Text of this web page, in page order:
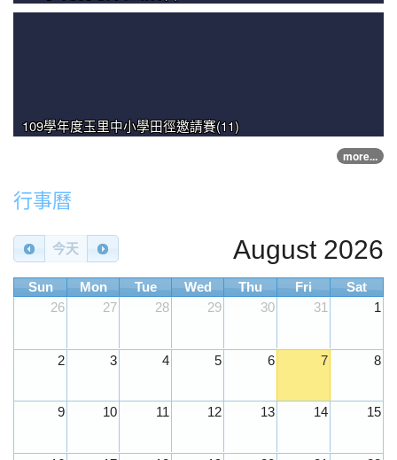
109學年度玉里中小學田徑邀請賽(11)
more...
行事曆
今天 August 2026
Sun Mon Tue Wed Thu Fri
Sat
26
27 28 29 30 31 1
2 3 4 5 6 7 8
9 10 11 12 13 14 15